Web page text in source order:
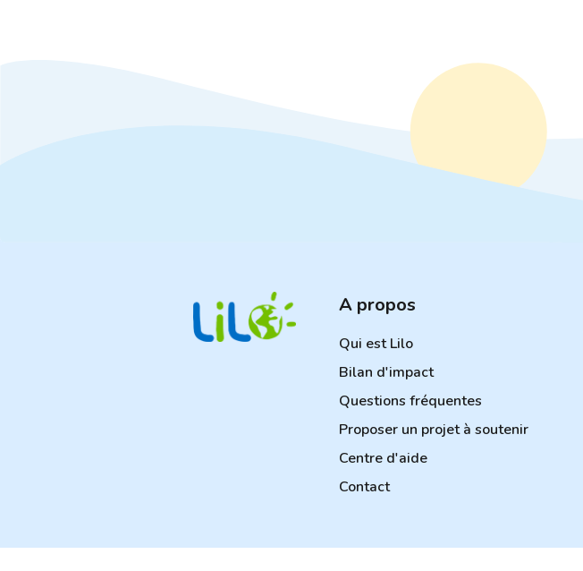
A propos
Qui est Lilo
Bilan d'impact
Questions fréquentes
Proposer un projet à soutenir
Centre d'aide
Contact